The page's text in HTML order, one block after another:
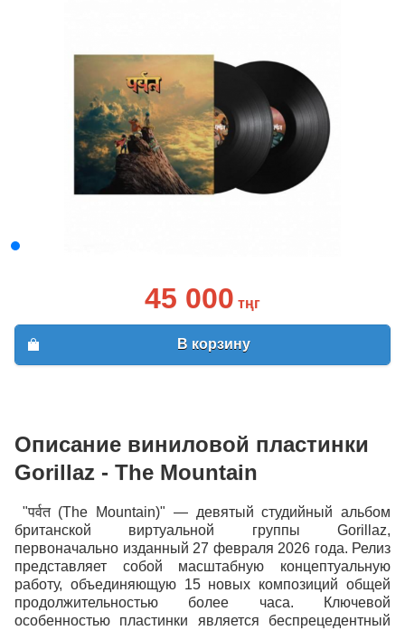
45 000 тңг
В корзину
Описание виниловой пластинки
Gorillaz - The Mountain
"पर्वत (The Mountain)" — девятый студийный альбом
британской виртуальной группы Gorillaz,
первоначально изданный 27 февраля 2026 года. Релиз
представляет собой масштабную концептуальную
работу, объединяющую 15 новых композиций общей
продолжительностью более часа. Ключевой
особенностью пластинки является беспрецедентный